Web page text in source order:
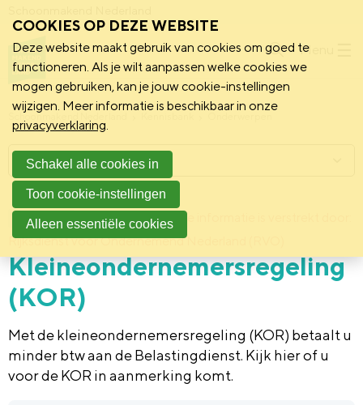
Menu
Schoonmakend Nederland
Achtergrond 2 februari 2011 Deze informatie is verstrekt door:
Rijksdienst voor Ondernemend Nederland (RVO)
Kleineondernemersregeling
(KOR)
Met de kleineondernemersregeling (KOR) betaalt u
minder btw aan de Belastingdienst. Kijk hier of u
voor de KOR in aanmerking komt.
Menu
COOKIES OP DEZE WEBSITE
Deze website maakt gebruik van cookies om goed te
functioneren. Als je wilt aanpassen welke cookies we
mogen gebruiken, kan je jouw cookie-instellingen
wijzigen. Meer informatie is beschikbaar in onze
privacyverklaring.
Schakel alle cookies in
Toon cookie-instellingen
Alleen essentiële cookies